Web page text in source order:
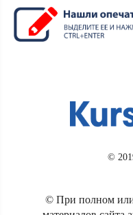
©
© При полном или